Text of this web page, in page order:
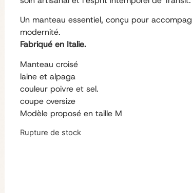
Un manteau essentiel, conçu pour
modernité.
Fabriqué en Italie.
Manteau croisé
laine et alpaga
couleur poivre et sel.
coupe oversize
Modèle proposé en taille M
Rupture de stock